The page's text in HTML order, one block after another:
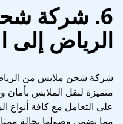
6. شركة
الرياض إلى
شركة شحن ملابس من
متميزة لنقل الملابس بأمان
على التعامل مع كافة أنواع
مما يضمن وصولها بحالة